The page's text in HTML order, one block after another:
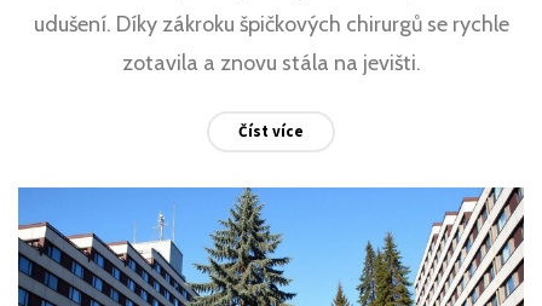
udušení. Díky zákroku špičkových chirurgů se rychle
zotavila a znovu stála na jevišti.
Číst více